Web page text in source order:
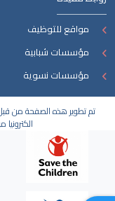
مواقع للتوظيف
مؤسسات شبابية
مؤسسات نسوية
تم تطوير هذه الصفحة من